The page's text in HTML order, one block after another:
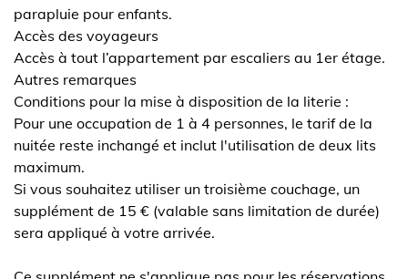
parapluie pour enfants.
Accès des voyageurs
Accès à tout l’appartement par escaliers au 1er étage.
Autres remarques
Conditions pour la mise à disposition de la literie :
Pour une occupation de 1 à 4 personnes, le tarif de la
nuitée reste inchangé et inclut l'utilisation de deux lits
maximum.
Si vous souhaitez utiliser un troisième couchage, un
supplément de 15 € (valable sans limitation de durée)
sera appliqué à votre arrivée.